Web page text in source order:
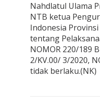
Nahdlatul Ulama
NTB ketua
Indonesia
tentang
NOMOR 220/189
2/KV.00/ 3/2020,
tidak berlaku.(NK)